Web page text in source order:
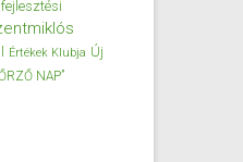
Értékek Klubja Új
NAP”